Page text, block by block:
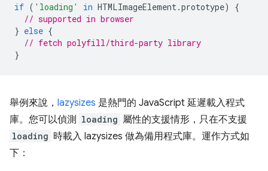
if ( 'loading' in HTMLImageElement .prototype)
{
// supported in browser
} else {
// fetch polyfill/third-party library
}
舉例來說， lazysizes 是熱門的 JavaScript 延遲載入程式
庫。您可以偵測
loading 屬性的支援情形，只在不支援
loading 時載入 lazysizes 做為備用程式庫。運作方式如
下：